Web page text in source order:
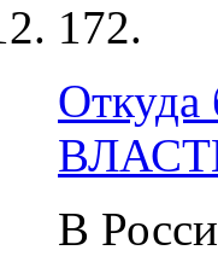
172.
Откуда
В